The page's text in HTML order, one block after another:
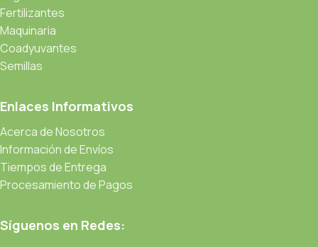
Fertilizantes
Maquinaria
Coadyuvantes
Semillas
Enlaces Informativos
Acerca de Nosotros
Información de Envíos
Tiempos de Entrega
Procesamiento de Pagos
Síguenos en Redes: